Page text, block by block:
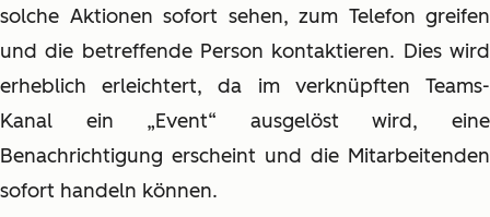
solche Aktionen sofort sehen, zum Telefon greifen
und die betreffende Person kontaktieren. Dies wird
erheblich erleichtert, da im verknüpften Teams-
Kanal ein „Event“ ausgelöst wird, eine
Benachrichtigung erscheint und die Mitarbeitenden
sofort handeln können.